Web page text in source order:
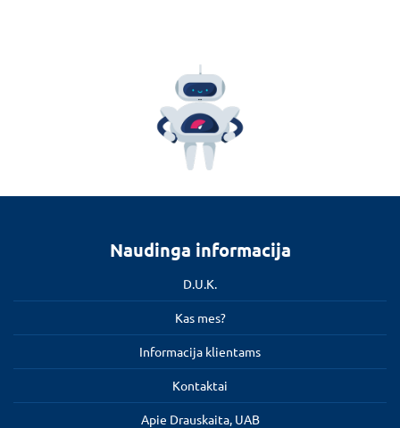
Naudinga informacija
D.U.K.
Kas mes?
Informacija klientams
Kontaktai
Apie Drauskaita, UAB